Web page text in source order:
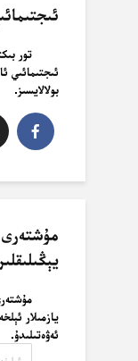
تور
ئىجتىمائىي
بولالايسىز.
يازمىلار
ئەۋەتىلىدۇ.